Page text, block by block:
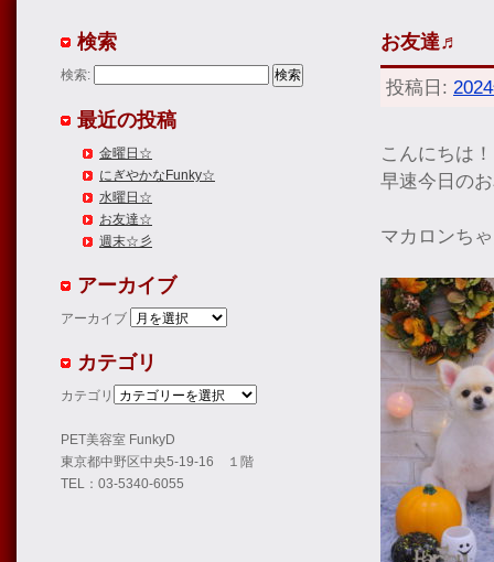
お友達♬
投稿日:
こんにちは！
早速今日の
マカロンち
検索
検索:
最近の投稿
金曜日☆
にぎやかなFunky☆
水曜日☆
お友達☆
週末☆彡
アーカイブ
アーカイブ
カテゴリ
カテゴリ
PET美容室 FunkyD
東京都中野区中央5-19-16 １階
TEL：03-5340-6055